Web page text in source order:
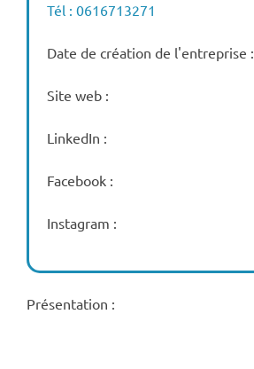
Tél : 0616713271
Date de création de l'entreprise :
Site web :
LinkedIn :
Facebook :
Instagram :
Présentation :